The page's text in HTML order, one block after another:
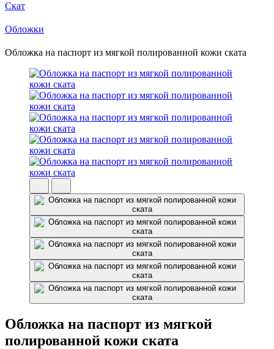
Скат
Обложки
Обложка на паспорт из мягкой полированной кожи ската
Обложка на паспорт из мягкой
полированной кожи ската